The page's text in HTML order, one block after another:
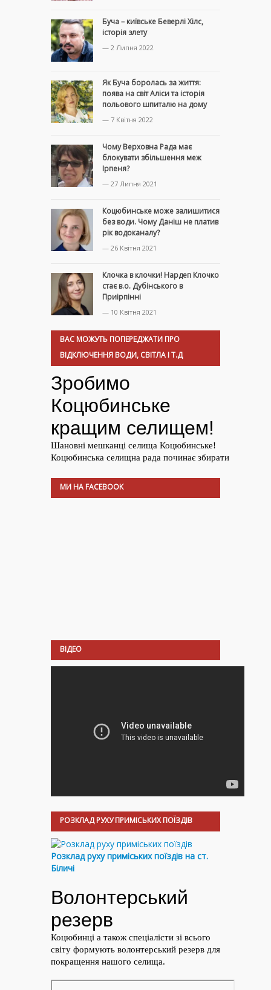
Буча – київське Беверлі Хілс,
історія злету
— 2 Липня 2022
Як Буча боролась за життя:
поява на світ Аліси та історія
польового шпиталю на дому
— 7 Квітня 2022
Чому Верховна Рада має
блокувати збільшення меж
Ірпеня?
— 27 Липня 2021
Коцюбинське може залишитися
без води. Чому Даніш не платив
рік водоканалу?
— 26 Квітня 2021
Клочка в клочки! Нардеп Клочко
стає в.о. Дубінського в
Приірпінні
— 10 Квітня 2021
ВАС МОЖУТЬ ПОПЕРЕДЖАТИ ПРО
ВІДКЛЮЧЕННЯ ВОДИ, СВІТЛА І Т.Д
МИ НА FACEBOOK
ВІДЕО
РОЗКЛАД РУХУ ПРИМІСЬКИХ ПОЇЗДІВ
Розклад руху приміських поїздів на ст.
Біличі